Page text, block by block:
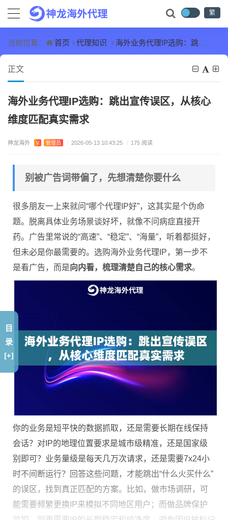
繁
当前位置： 首页 代理知识 海外业务代理IP选购：跳出宣传误区，从核心维度匹配真实需求
正文
海外业务代理IP选购：跳出宣传误区，从核心
维度匹配真实需求
神龙海外 V 管理员 / 2026-05-13 10:43:25 / 175 阅读
别被广告词带偏了，先想清楚你要什么
很多朋友一上来就问“哪个代理IP好”，这其实是个伪命
题。脱离具体业务场景谈好坏，就像不问病症直接开
药。广告里常说的“高速”、“稳定”、“海量”，听着都挺好，
但未必是你最需要的。选购海外业务代理IP，第一步不
是看广告，而是向内看，梳理清楚自己的核心需求。
你的业务是短平快的数据抓取，还是需要长期在线保持
会话？对IP的地理位置要求是城市级精准，还是国家级
别即可？业务量级是每天几万次请求，还是需要7x24小
时不间断运行？回答这些问题，才能跳出“什么火买什么”
的误区，找到真正匹配的方案。比如，做市场调研，可
能需要频繁更换IP来模拟不同地区用户；而做品牌保护
目
录
[+]